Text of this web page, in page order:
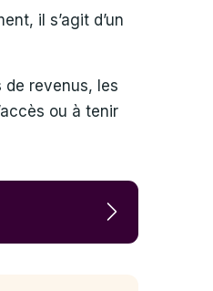
il s’agit d’un
de revenus, les
ou à tenir